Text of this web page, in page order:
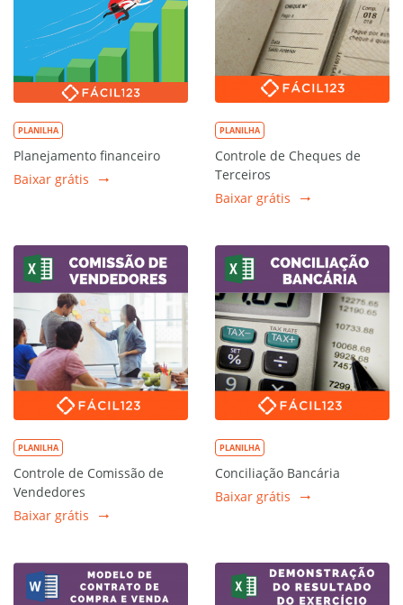
PLANILHA
Planejamento financeiro
Baixar grátis
PLANILHA
Controle de Cheques de
Terceiros
Baixar grátis
PLANILHA
Controle de Comissão de
Vendedores
Baixar grátis
PLANILHA
Conciliação Bancária
Baixar grátis